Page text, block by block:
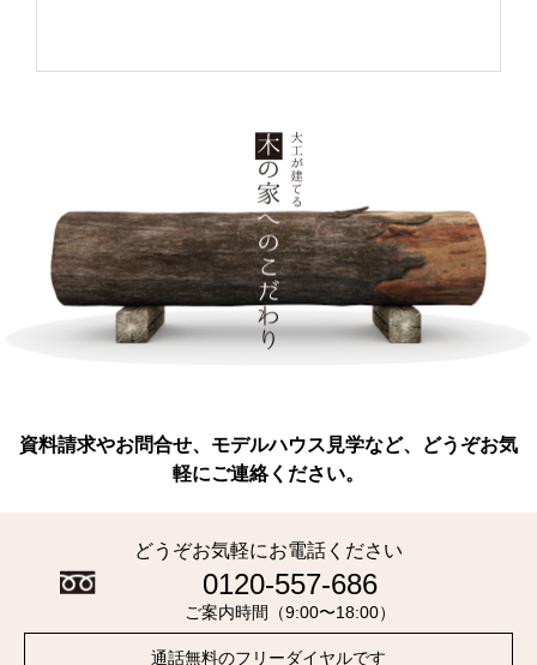
資料請求やお問合せ、モデルハウス見学など、どうぞお気
軽にご連絡ください。
どうぞお気軽にお電話ください
0120-557-686
ご案内時間（9:00〜18:00）
通話無料のフリーダイヤルです